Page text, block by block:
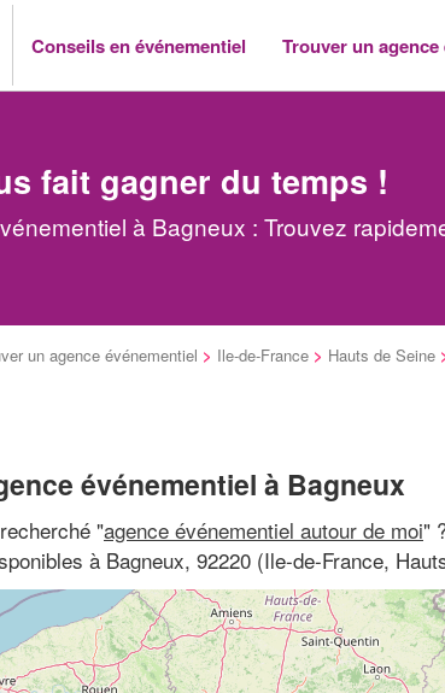
Conseils en événementiel Trouver un agence
fait gagner du temps !
à Bagneux : Trouvez
un agence événementiel > Ile-de-France > Hauts de Seine
événementiel à Bagneux
"agence événementiel autour de moi"
à Bagneux, 92220 (Ile-de-France,